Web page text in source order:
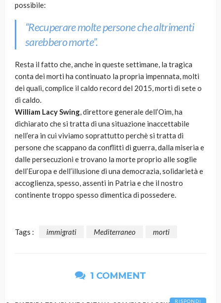
possibile:
“Recuperare molte persone che altrimenti
sarebbero morte”.
Resta il fatto che, anche in queste settimane, la tragica
conta dei morti ha continuato la propria impennata, molti
dei quali, complice il caldo record del 2015, morti di sete o
di caldo.
William Lacy Swing, direttore generale dell’Oim, ha
dichiarato che si tratta di una situazione inaccettabile
nell’era in cui viviamo soprattutto perchè si tratta di
persone che scappano da conflitti di guerra, dalla miseria e
dalle persecuzioni e trovano la morte proprio alle soglie
dell’Europa e dell’illusione di una democrazia, solidarietà e
accoglienza, spesso, assenti in Patria e che il nostro
continente troppo spesso dimentica di possedere.
Tags : immigrati Mediterraneo morti
1 COMMENT
RISPONDI